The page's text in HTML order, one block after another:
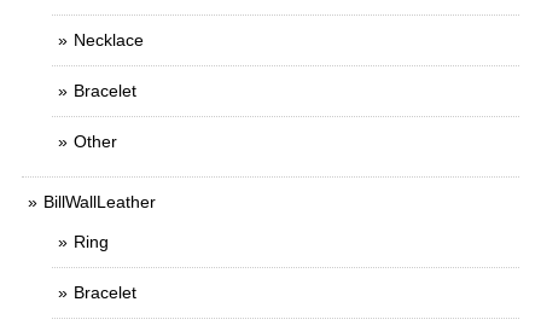
Necklace
Bracelet
Other
BillWallLeather
Ring
Bracelet